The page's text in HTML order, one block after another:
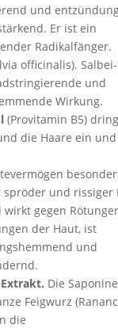
und
Er ist ein
Radikalfänger.
officinalis).
und
Wirkung.
(Provitamin B5)
die Haare ein
spröder und rissiger
wirkt gegen
der Haut, ist
und
Die
Feigwurz
die